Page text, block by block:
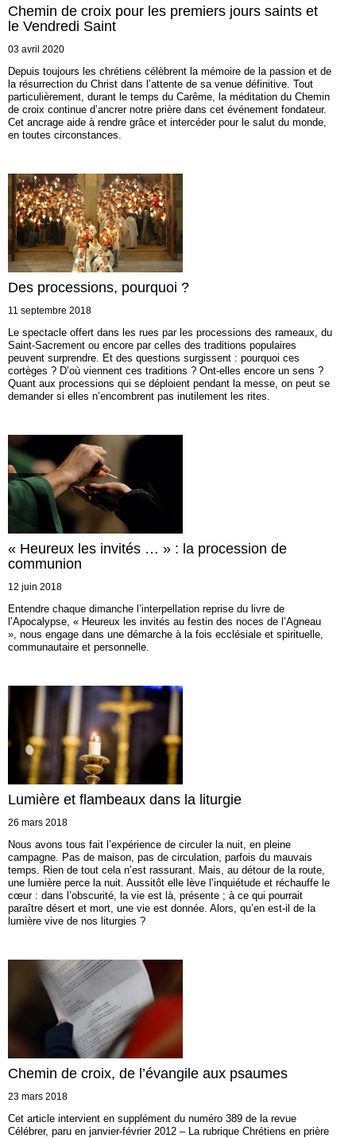
Chemin de croix pour les premiers jours saints et
le Vendredi Saint
03 avril 2020
Depuis toujours les chrétiens célèbrent la mémoire de la passion et de
la résurrection du Christ dans l’attente de sa venue définitive. Tout
particulièrement, durant le temps du Carême, la méditation du Chemin
de croix continue d’ancrer notre prière dans cet événement fondateur.
Cet ancrage aide à rendre grâce et intercéder pour le salut du monde,
en toutes circonstances.
Des processions, pourquoi ?
11 septembre 2018
Le spectacle offert dans les rues par les processions des rameaux, du
Saint-Sacrement ou encore par celles des traditions populaires
peuvent surprendre. Et des questions surgissent : pourquoi ces
cortèges ? D’où viennent ces traditions ? Ont-elles encore un sens ?
Quant aux processions qui se déploient pendant la messe, on peut se
demander si elles n’encombrent pas inutilement les rites.
« Heureux les invités … » : la procession de
communion
12 juin 2018
Entendre chaque dimanche l’interpellation reprise du livre de
l’Apocalypse, « Heureux les invités au festin des noces de l’Agneau
», nous engage dans une démarche à la fois ecclésiale et spirituelle,
communautaire et personnelle.
Lumière et flambeaux dans la liturgie
26 mars 2018
Nous avons tous fait l’expérience de circuler la nuit, en pleine
campagne. Pas de maison, pas de circulation, parfois du mauvais
temps. Rien de tout cela n’est rassurant. Mais, au détour de la route,
une lumière perce la nuit. Aussitôt elle lève l’inquiétude et réchauffe le
cœur : dans l’obscurité, la vie est là, présente ; à ce qui pourrait
paraître désert et mort, une vie est donnée. Alors, qu’en est-il de la
lumière vive de nos liturgies ?
Chemin de croix, de l’évangile aux psaumes
23 mars 2018
Cet article intervient en supplément du numéro 389 de la revue
Célébrer, paru en janvier-février 2012 – La rubrique Chrétiens en prière